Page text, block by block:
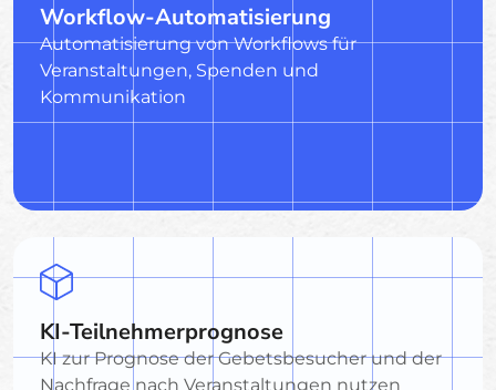
Workflow-Automatisierung
Automatisierung von Workflows für
Veranstaltungen, Spenden und
Kommunikation
KI-Teilnehmerprognose
KI zur Prognose der Gebetsbesucher und der
Nachfrage nach Veranstaltungen nutzen